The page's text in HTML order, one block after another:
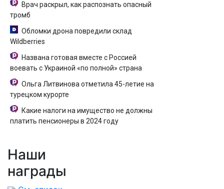
Врач раскрыл, как распознать опасный
тромб
Обломки дрона повредили склад
Wildberries
Названа готовая вместе с Россией
воевать с Украиной «по полной» страна
Ольга Литвинова отметила 45-летие на
турецком курорте
Какие налоги на имущество не должны
платить пенсионеры в 2024 году
Наши
награды